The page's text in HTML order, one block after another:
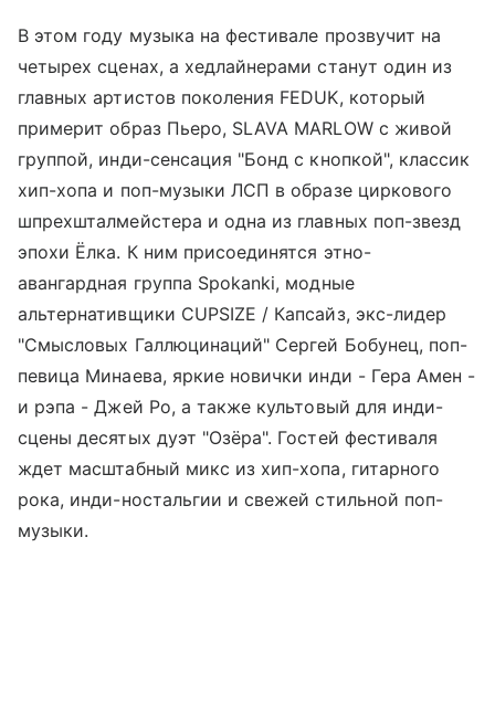
В этом году музыка на фестивале прозвучит на
четырех сценах, а хедлайнерами станут один из
главных артистов поколения FEDUK, который
примерит образ Пьеро, SLAVA MARLOW с живой
группой, инди-сенсация "Бонд с кнопкой", классик
хип-хопа и поп-музыки ЛСП в образе циркового
шпрехшталмейстера и одна из главных поп-звезд
эпохи Ёлка. К ним присоединятся этно-
авангардная группа Spokanki, модные
альтернативщики CUPSIZE / Капсайз, экс-лидер
"Смысловых Галлюцинаций" Сергей Бобунец, поп-
певица Минаева, яркие новички инди - Гера Амен -
и рэпа - Джей Ро, а также культовый для инди-
сцены десятых дуэт "Озёра". Гостей фестиваля
ждет масштабный микс из хип-хопа, гитарного
рока, инди-ностальгии и свежей стильной поп-
музыки.